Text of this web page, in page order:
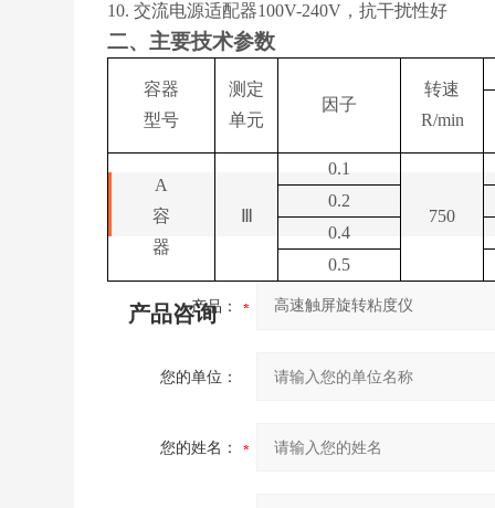
10. 交流电源适配器100V-240V，抗干扰性好
二、主要技术参数
容器
型号
测定
单元
因子
转速
R/min
A
容
器
0.1
750
0.2
0.4
0.5
产品咨询
产品：
您的单位：
您的姓名：